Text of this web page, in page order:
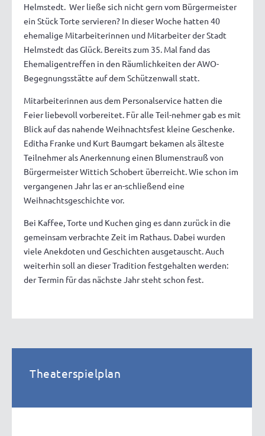
Helmstedt. Wer ließe sich nicht gern vom Bürgermeister
ein Stück Torte servieren? In dieser Woche hatten 40
ehemalige Mitarbeiterinnen und Mitarbeiter der Stadt
Helmstedt das Glück. Bereits zum 35. Mal fand das
Ehemaligentreffen in den Räumlichkeiten der AWO-
Begegnungsstätte auf dem Schützenwall statt.
Mitarbeiterinnen aus dem Personalservice hatten die
Feier liebevoll vorbereitet. Für alle Teil-nehmer gab es mit
Blick auf das nahende Weihnachtsfest kleine Geschenke.
Editha Franke und Kurt Baumgart bekamen als älteste
Teilnehmer als Anerkennung einen Blumenstrauß von
Bürgermeister Wittich Schobert überreicht. Wie schon im
vergangenen Jahr las er an-schließend eine
Weihnachtsgeschichte vor.
Bei Kaffee, Torte und Kuchen ging es dann zurück in die
gemeinsam verbrachte Zeit im Rathaus. Dabei wurden
viele Anekdoten und Geschichten ausgetauscht. Auch
weiterhin soll an dieser Tradition festgehalten werden:
der Termin für das nächste Jahr steht schon fest.
Theaterspielplan